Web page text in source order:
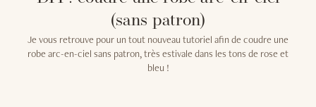
(sans patron)
Je vous retrouve pour un tout nouveau tutoriel afin de coudre une
robe arc-en-ciel sans patron, très estivale dans les tons de rose et
bleu !